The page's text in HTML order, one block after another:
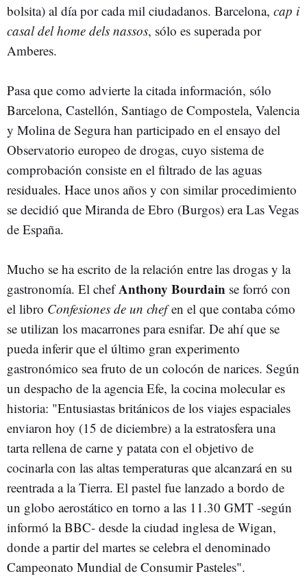
bolsita) al día por cada mil ciudadanos. Barcelona, cap i
casal del home dels nassos, sólo es superada por
Amberes.
Pasa que como advierte la citada información, sólo
Barcelona, Castellón, Santiago de Compostela, Valencia
y Molina de Segura han participado en el ensayo del
Observatorio europeo de drogas, cuyo sistema de
comprobación consiste en el filtrado de las aguas
residuales. Hace unos años y con similar procedimiento
se decidió que Miranda de Ebro (Burgos) era Las Vegas
de España.
Mucho se ha escrito de la relación entre las drogas y la
gastronomía. El chefAnthony Bourdain se forró con
el libro Confesiones de un chefen el que contaba cómo
se utilizan los macarrones para esnifar. De ahí que se
pueda inferir que el último gran experimento
gastronómico sea fruto de un colocón de narices. Según
un despacho de la agencia Efe, la cocina molecular es
historia: "Entusiastas británicos de los viajes espaciales
enviaron hoy (15 de diciembre) a la estratosfera una
tarta rellena de carne y patata con el objetivo de
cocinarla con las altas temperaturas que alcanzará en su
reentrada a la Tierra. El pastel fue lanzado a bordo de
un globo aerostático en torno a las 11.30 GMT -según
informó la BBC- desde la ciudad inglesa de Wigan,
donde a partir del martes se celebra el denominado
Campeonato Mundial de Consumir Pasteles".